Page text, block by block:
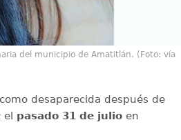
del municipio de Amatitlán. (Foto: vía
desaparecida después de
el pasado 31 de julioen